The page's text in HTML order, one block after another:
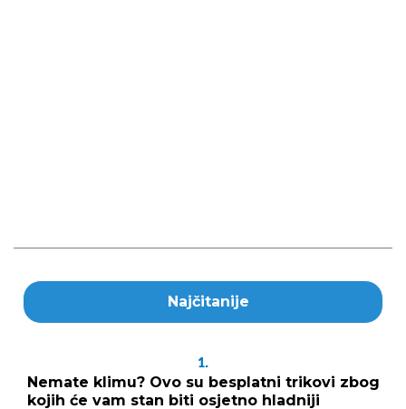
Najčitanije
1.
Nemate klimu? Ovo su besplatni trikovi zbog
kojih će vam stan biti osjetno hladniji